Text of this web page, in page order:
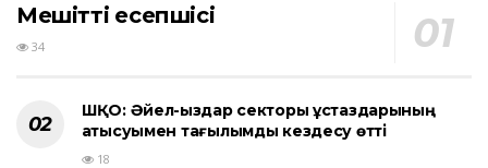
Мешіттің есепшісі
34
ШҚО: Әйел-қыздар секторы ұстаздарының
қатысуымен тағылымды кездесу өтті
18